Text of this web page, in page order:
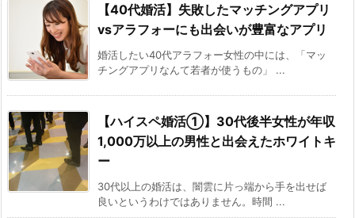
【40代婚活】失敗したマッチングアプリ
vsアラフォーにも出会いが豊富なアプリ
婚活したい40代アラフォー女性の中には、「マッ
チングアプリなんて若者が使うもの」 ...
【ハイスペ婚活①】30代後半女性が年収
1,000万以上の男性と出会えたホワイトキ
ー
30代以上の婚活は、闇雲に片っ端から手を出せば
良いというわけではありません。時間 ...